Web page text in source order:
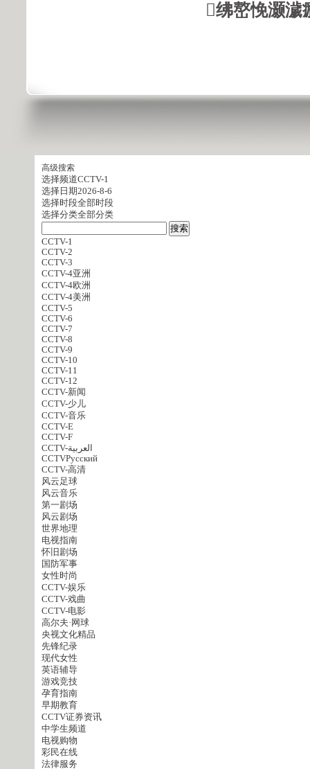
绋嶅悗灏
高级搜索
选择频道CCTV-1
选择日期2026-8-6
选择时段全部时段
选择分类全部分类
CCTV-1
CCTV-2
CCTV-3
CCTV-4亚洲
CCTV-4欧洲
CCTV-4美洲
CCTV-5
CCTV-6
CCTV-7
CCTV-8
CCTV-9
CCTV-10
CCTV-11
CCTV-12
CCTV-新闻
CCTV-少儿
CCTV-音乐
CCTV-E
CCTV-F
CCTV-العربية
CCTVPусский
CCTV-高清
风云足球
风云音乐
第一剧场
风云剧场
世界地理
电视指南
怀旧剧场
国防军事
女性时尚
CCTV-娱乐
CCTV-戏曲
CCTV-电影
高尔夫·网球
央视文化精品
先锋纪录
现代女性
英语辅导
游戏竞技
孕育指南
早期教育
CCTV证券资讯
中学生频道
电视购物
彩民在线
法律服务